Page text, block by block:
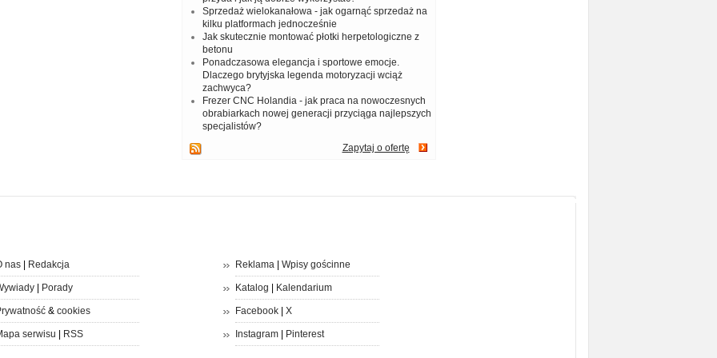
Sprzedaż wielokanałowa - jak ogarnąć sprzedaż na
kilku platformach jednocześnie
Jak skutecznie montować płotki herpetologiczne z
betonu
Ponadczasowa elegancja i sportowe emocje.
Dlaczego brytyjska legenda motoryzacji wciąż
zachwyca?
Frezer CNC Holandia - jak praca na nowoczesnych
obrabiarkach nowej generacji przyciąga najlepszych
specjalistów?
Zapytaj o ofertę
nas| Redakcja
| Porady
& cookies
serwisu RSS
Reklama| Wpisy gościnne
Katalog Kalendarium
Facebook| X
Instagram| Pinterest